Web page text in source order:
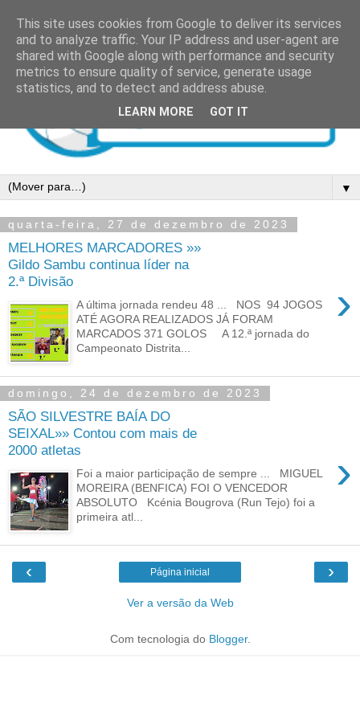
▼
quarta-feira, 27 de dezembro de 2023
MELHORES MARCADORES »»
Gildo Sambu continua líder na
2.ª Divisão
›
A última jornada rendeu 48 ... NOS 94 JOGOS
ATÉ AGORA REALIZADOS JÁ FORAM
MARCADOS 371 GOLOS A 12.ª jornada do
Campeonato Distrita...
domingo, 24 de dezembro de 2023
SÃO SILVESTRE BAÍA DO
SEIXAL»» Contou com mais de
2000 atletas
›
Foi a maior participação de sempre ... MIGUEL
MOREIRA (BENFICA) FOI O VENCEDOR
ABSOLUTO Kcénia Bougrova (Run Tejo) foi a
primeira atl...
‹ ›
Página inicial
Ver a versão da Web
Com tecnologia do Blogger.
This site uses cookies from Google to deliver its services
and to analyze traffic. Your IP address and user-agent are
shared with Google along with performance and security
metrics to ensure quality of service, generate usage
statistics, and to detect and address abuse.
LEARN MORE GOT IT